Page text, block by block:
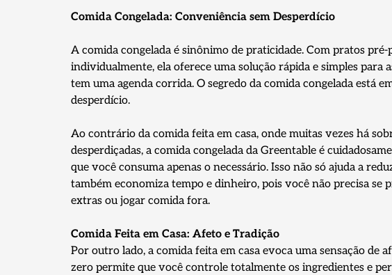
Comida Congelada: Conveniência sem Desperdício
A comida congelada é sinônimo de praticidade. Com pratos pré-
individualmente, ela oferece uma solução rápida e simples para
tem uma agenda corrida. O segredo da comida congelada está
desperdício.
Ao contrário da comida feita em casa, onde muitas vezes há
desperdiçadas, a comida congelada da Greentable é
que você consuma apenas o necessário. Isso não só ajuda a
também economiza tempo e dinheiro, pois você não precisa se
extras ou jogar comida fora.
Comida Feita em Casa: Afeto e Tradição
Por outro lado, a comida feita em casa evoca uma sensação de
zero permite que você controle totalmente os ingredientes e